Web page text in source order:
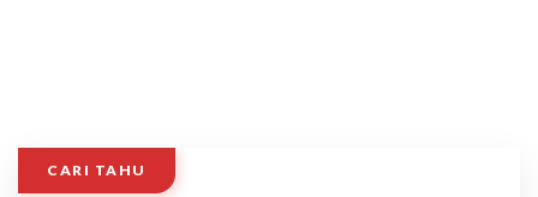
CARI TAHU